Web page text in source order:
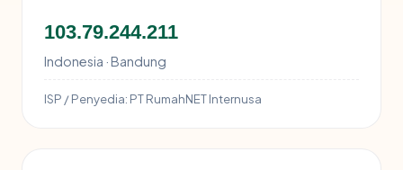
103.79.244.211
Indonesia · Bandung
ISP / Penyedia: PT RumahNET Internusa